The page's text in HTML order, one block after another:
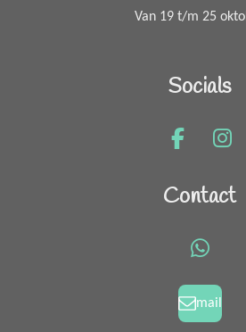
Van 19 t/m 25
Socials
F
c
k
I
s
a
m
Contact
W
a
t
mail